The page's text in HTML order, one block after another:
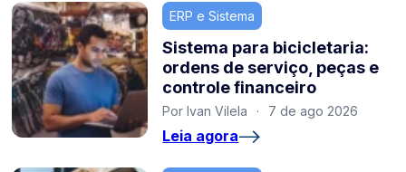
ERP e Sistema
Sistema para bicicletaria:
ordens de serviço, peças e
controle financeiro
Por Ivan Vilela · 7 de ago 2026
Leia agora